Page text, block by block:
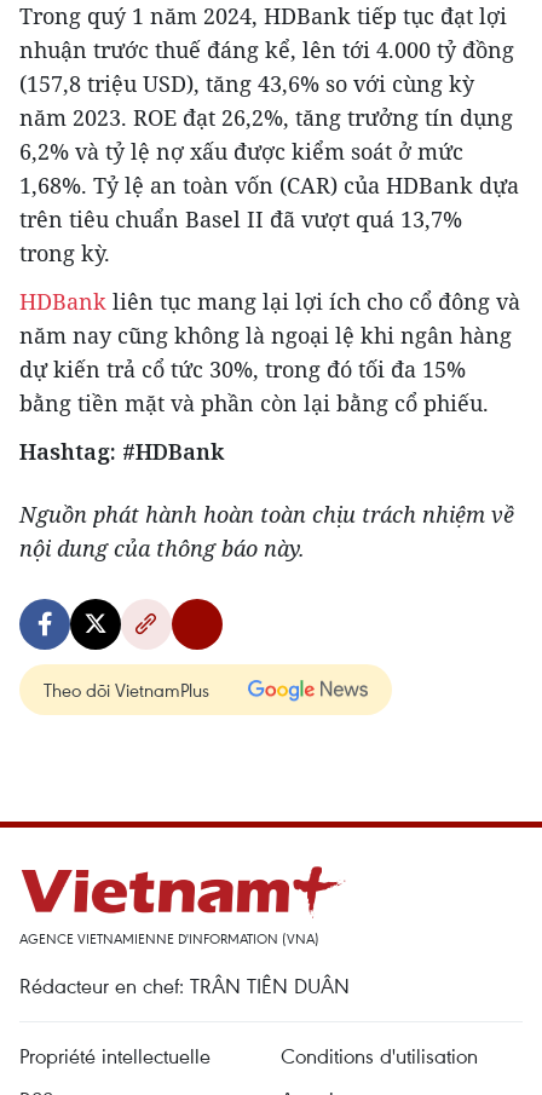
Trong quý 1 năm 2024, HDBank tiếp tục đạt lợi
nhuận trước thuế đáng kể, lên tới 4.000 tỷ đồng
(157,8 triệu USD), tăng 43,6% so với cùng kỳ
năm 2023. ROE đạt 26,2%, tăng trưởng tín dụng
6,2% và tỷ lệ nợ xấu được kiểm soát ở mức
1,68%. Tỷ lệ an toàn vốn (CAR) của HDBank dựa
trên tiêu chuẩn Basel II đã vượt quá 13,7%
trong kỳ.
HDBank liên tục mang lại lợi ích cho cổ đông và
năm nay cũng không là ngoại lệ khi ngân hàng
dự kiến ​​trả cổ tức 30%, trong đó tối đa 15%
bằng tiền mặt và phần còn lại bằng cổ phiếu.
Hashtag: #HDBank
Nguồn phát hành hoàn toàn chịu trách nhiệm về
nội dung của thông báo này.
Theo dõi VietnamPlus
AGENCE VIETNAMIENNE D'INFORMATION (VNA)
Rédacteur en chef: TRÂN TIÊN DUÂN
Propriété intellectuelle
Conditions d'utilisation